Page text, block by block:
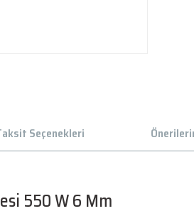
Seçenekleri
550 W 6 Mm